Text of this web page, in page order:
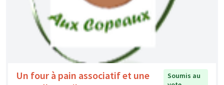
Un four à pain associatif et une
Soumis au